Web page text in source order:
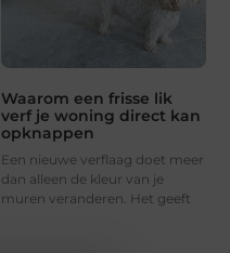
Waarom een frisse lik
verf je woning direct kan
opknappen
Een nieuwe verflaag doet meer
dan alleen de kleur van je
muren veranderen. Het geeft